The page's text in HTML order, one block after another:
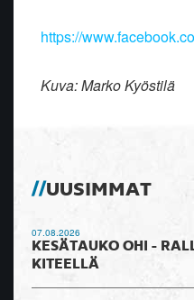
https://
Kuva: Marko Kyöstilä
UUSIMMAT
07.08.2026
KESÄTAUKO OHI -
KITEELLÄ